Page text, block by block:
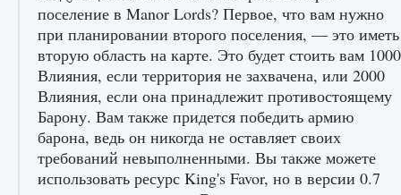
Как исправить неработающие награды For
Honor
9 августа 2024 1 205